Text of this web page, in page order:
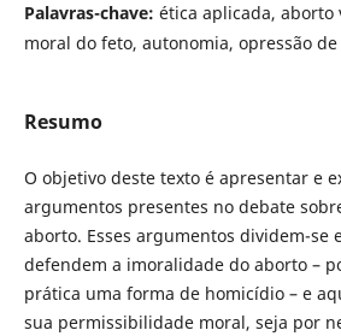
Palavras-chave: ética aplicada,
moral do feto, autonomia, opressão
Resumo
O objetivo deste texto é apresentar e
argumentos presentes no debate
aborto. Esses argumentos dividem-se
defendem a imoralidade do aborto –
prática uma forma de homicídio – e
sua permissibilidade moral, seja por